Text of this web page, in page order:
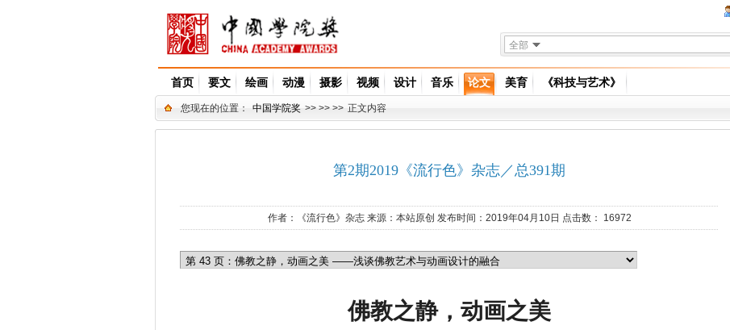
全部
首页 要文 绘画 动漫 摄影 视频 设计 音乐 论文 美育 《科技与艺术》
您现在的位置： 中国学院奖 >> >> >> 正文内容
第2期2019《流行色》杂志／总391期
作者： 《流行色》杂志来源： 本站原创 发布时间：2019年04月10日 点击数： 16972
佛教之静，动画之美